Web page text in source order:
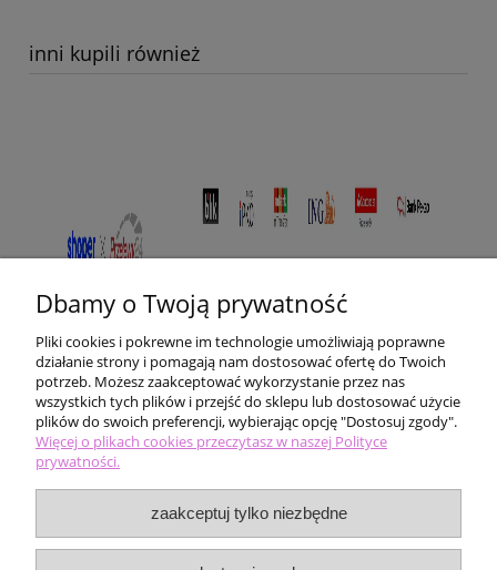
inni kupili również
Pomoc
Moje konto
Płatności i dostawa
Dbamy o Twoją prywatność
Pliki cookies i pokrewne im technologie umożliwiają poprawne
działanie strony i pomagają nam dostosować ofertę do Twoich
potrzeb. Możesz zaakceptować wykorzystanie przez nas
wszystkich tych plików i przejść do sklepu lub dostosować użycie
plików do swoich preferencji, wybierając opcję "Dostosuj zgody".
Więcej o plikach cookies przeczytasz w naszej Polityce
prywatności.
zaakceptuj tylko niezbędne